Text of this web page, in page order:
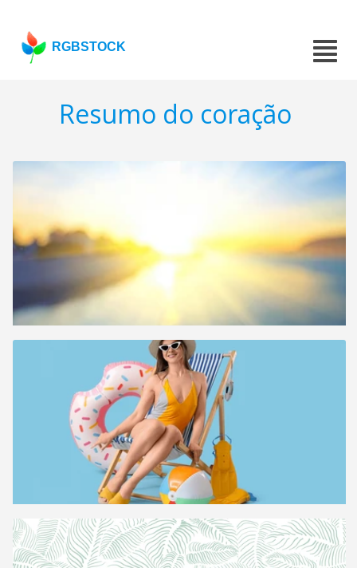
RGBSTOCK
Resumo do coração